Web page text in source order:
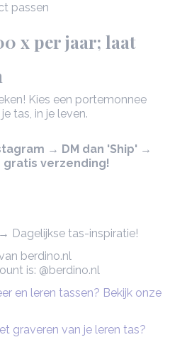
passen
x per jaar; laat
Kies een portemonnee
tas, in je leven.
→ DM dan 'Ship' →
verzending!
Dagelijkse tas-inspiratie!
berdino.nl
is: @berdino.nl
en leren tassen? Bekijk onze
graveren van je leren tas?